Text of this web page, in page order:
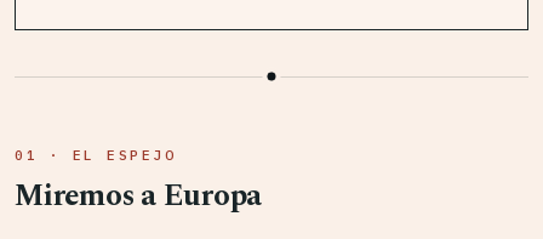
01 · EL ESPEJO
Miremos a Europa